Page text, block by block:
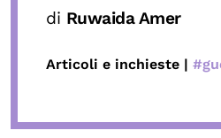
di Ruwaida Amer
Articoli e inchieste |